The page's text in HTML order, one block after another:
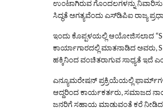
ಉಂಟಾಗಿರುವ ಗೊಂದಲಗಳನ್ನು
ಸಿದ್ಧತೆ ಅಗತ್ಯವೆಂದು ಎಸ್‌ಡಿಪಿಐ ರಾಜ್ಯ
ಇಂದು ಕೊಪ್ಪಳಯಲ್ಲಿ ಆಯೋಜಿಸಲಾದ
ಕಾರ್ಯಾಗಾರದಲ್ಲಿ ಮಾತನಾಡಿದ ಅವರು,
ಹಕ್ಕಿನಿಂದ ವಂಚಿತರಾಗುವ ಸಾಧ್ಯತೆ ಇದೆ
ಎನ್ಯೂಮರೇಷನ್ ಪ್ರಕ್ರಿಯೆಯಲ್ಲಿ
ಆದ್ದರಿಂದ ಕಾರ್ಯಕರ್ತರು, ಸಮಾಜದ
ಜನರಿಗೆ ಸಹಾಯ ಮಾಡುವಂತೆ ಕರೆ